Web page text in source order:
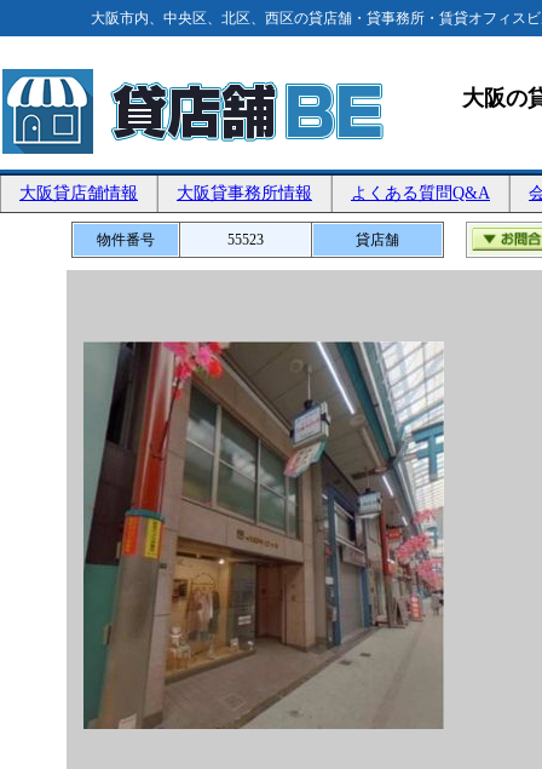
大阪市内、中央区、北区、西区の貸店舗・貸事務所・賃貸オフィス
大阪の
大阪貸店舗情報 大阪貸事務所情報 よくある質問Q&A
物件番号 55523 貸店舗